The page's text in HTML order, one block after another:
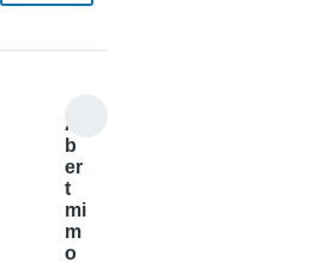
Al
b
er
t
mi
m
o